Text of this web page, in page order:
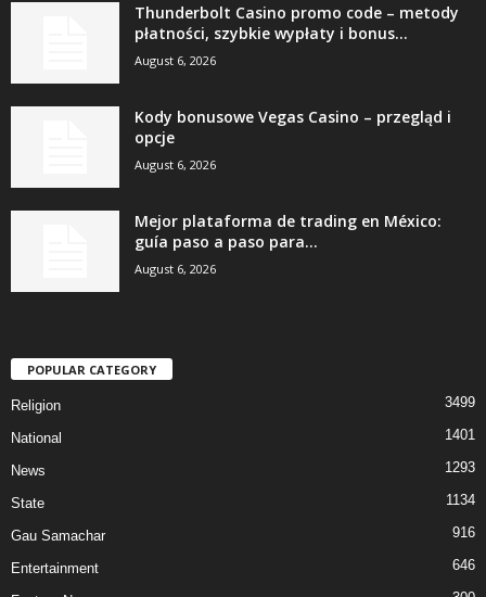
Thunderbolt Casino promo code – metody
płatności, szybkie wypłaty i bonus...
August 6, 2026
Kody bonusowe Vegas Casino – przegląd i
opcje
August 6, 2026
Mejor plataforma de trading en México:
guía paso a paso para...
August 6, 2026
POPULAR CATEGORY
Religion 3499
National 1401
News 1293
State 1134
Gau Samachar 916
Entertainment 646